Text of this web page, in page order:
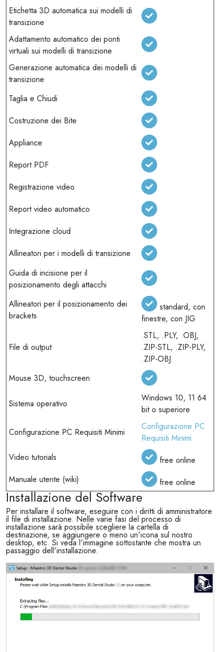
Etichetta 3D automatica sui modelli di
transizione
Adattamento automatico dei ponti
virtuali sui modelli di transizione
Generazione automatica dei modelli di
transizione
Taglia e Chiudi
Costruzione dei Bite
Appliance
Report PDF
Registrazione video
Report video automatico
Integrazione cloud
Allineatori per i modelli di transizione
Guida di incisione per il
posizionamento degli attacchi
Allineatori per il posizionamento dei
brackets
standard, con
finestre, con JIG
File di output
.STL, .PLY, .OBJ,
.ZIP-STL, .ZIP-PLY,
.ZIP-OBJ
Mouse 3D, touchscreen
Sistema operativo
Windows 10, 11 64
bit o superiore
Configurazione PC Requisiti Minimi
Configurazione PC
Requisiti Minimi
Video tutorials
free online
Manuale utente (wiki)
free online
Installazione del Software
Per installare il software, eseguire con i diritti di amministratore
il file di installazione. Nelle varie fasi del processo di
installazione sarà possibile scegliere la cartella di
destinazione, se aggiungere o meno un'icona sul nostro
desktop, etc. Si veda l'immagine sottostante che mostra un
passaggio dell'installazione.